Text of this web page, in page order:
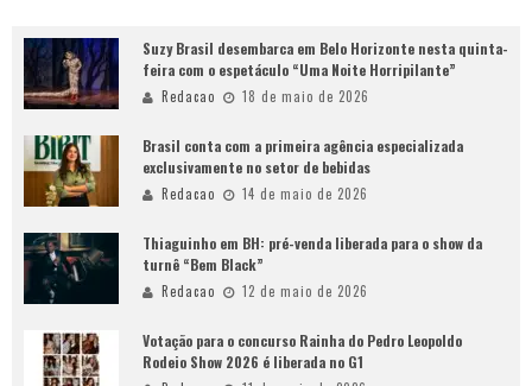
Suzy Brasil desembarca em Belo Horizonte nesta quinta-
feira com o espetáculo “Uma Noite Horripilante”
Redacao 18 de maio de 2026
Brasil conta com a primeira agência especializada
exclusivamente no setor de bebidas
Redacao 14 de maio de 2026
Thiaguinho em BH: pré-venda liberada para o show da
turnê “Bem Black”
Redacao 12 de maio de 2026
Votação para o concurso Rainha do Pedro Leopoldo
Rodeio Show 2026 é liberada no G1